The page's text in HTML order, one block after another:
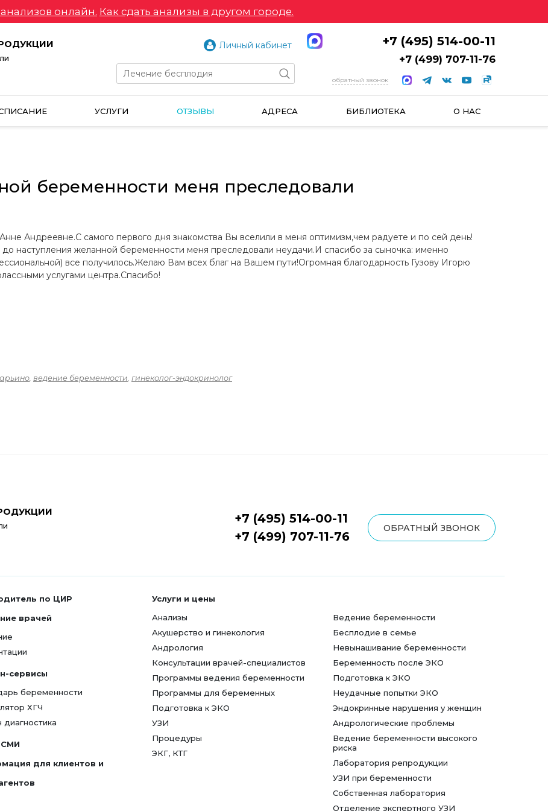
онлайн. Как сдать анализы в другом городе.
Личный кабинет +7 (495) 514-00-11
+7 (499) 707-11-76
обратный звонок
УСЛУГИ ОТЗЫВЫ АДРЕСА БИБЛИОТЕКА О НАС
беременности меня преследовали
Андреевне.С самого первого дня знакомства Вы вселили в меня оптимизм,чем радуете и по сей день!
наступления желанной беременности меня преследовали неудачи.И спасибо за сыночка: именно
все получилось.Желаю Вам всех благ на Вашем пути!Огромная благодарность Гузову Игорю
услугами центра.Спасибо!
, ведение беременности, гинеколог-эндокринолог
+7 (495) 514-00-11
+7 (499) 707-11-76
ОБРАТНЫЙ ЗВОНОК
по ЦИР
врачей
сервисы
беременности
ХГЧ
диагностика
для клиентов и
Услуги и цены
Анализы
Акушерство и гинекология
Андрология
Консультации врачей-специалистов
Программы ведения беременности
Программы для беременных
Подготовка к ЭКО
УЗИ
Процедуры
ЭКГ, КТГ
Ведение беременности
Бесплодие в семье
Невынашивание беременности
Беременность после ЭКО
Подготовка к ЭКО
Неудачные попытки ЭКО
Эндокринные нарушения у женщин
Андрологические проблемы
Ведение беременности высокого
риска
Лаборатория репродукции
УЗИ при беременности
Собственная лаборатория
Отделение экспертного УЗИ